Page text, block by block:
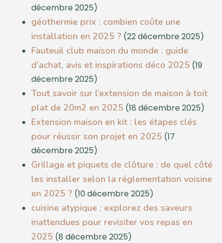
décembre 2025)
géothermie prix : combien coûte une
installation en 2025 ? (22 décembre 2025)
Fauteuil club maison du monde : guide
d’achat, avis et inspirations déco 2025 (19
décembre 2025)
Tout savoir sur l’extension de maison à toit
plat de 20m2 en 2025 (18 décembre 2025)
Extension maison en kit : les étapes clés
pour réussir son projet en 2025 (17
décembre 2025)
Grillage et piquets de clôture : de quel côté
les installer selon la réglementation voisine
en 2025 ? (10 décembre 2025)
cuisine atypique : explorez des saveurs
inattendues pour revisiter vos repas en
2025 (8 décembre 2025)